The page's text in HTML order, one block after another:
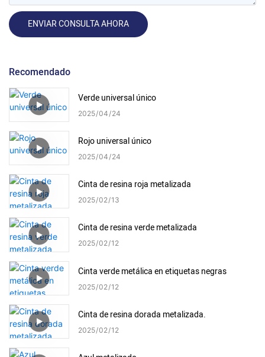
ENVIAR CONSULTA AHORA
Recomendado
Verde universal único
2025 04 24
Rojo universal único
2025 04 24
Cinta de resina roja metalizada
2025 02 13
Cinta de resina verde metalizada
2025 02 12
Cinta verde metálica en etiquetas negras
2025 02 12
Cinta de resina dorada metalizada.
2025 02 12